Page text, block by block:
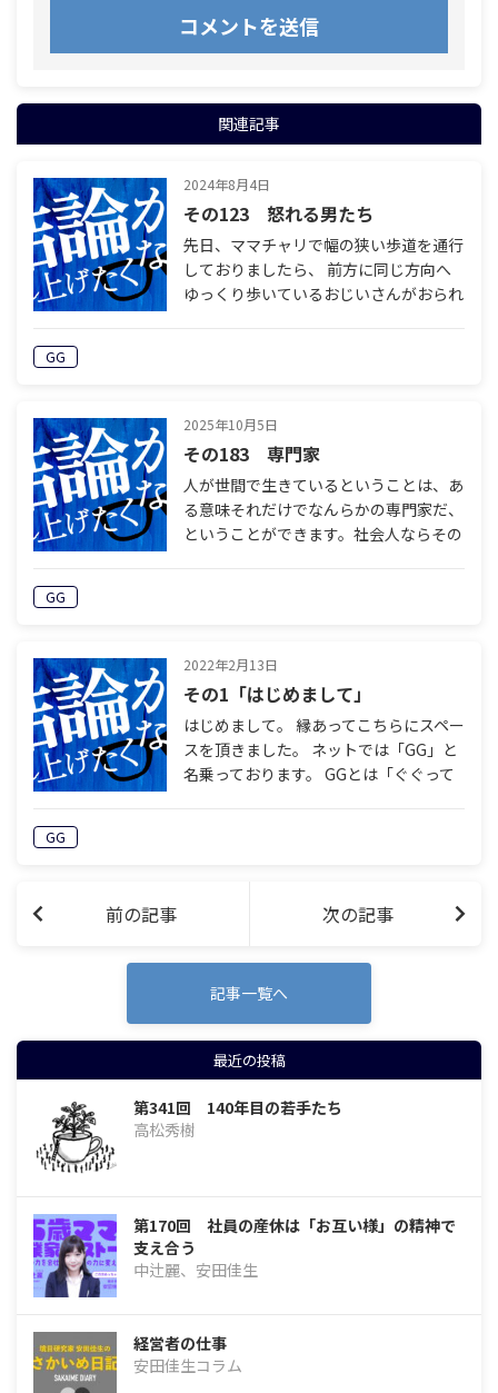
関連記事
2024年8月4日
その123 怒れる男たち
先日、ママチャリで幅の狭い歩道を通行
しておりましたら、 前方に同じ方向へ
ゆっくり歩いているおじいさんがおられ
GG
2025年10月5日
その183 専門家
人が世間で生きているということは、あ
る意味それだけでなんらかの専門家だ、
ということができます。社会人ならその
GG
2022年2月13日
その1「はじめまして」
はじめまして。 縁あってこちらにスペー
スを頂きました。 ネットでは「GG」と
名乗っております。 GGとは「ぐぐって
GG
前の記事 次の記事
記事一覧へ
最近の投稿
第341回 140年目の若手たち
高松秀樹
第170回 社員の産休は「お互い様」の精神で
支え合う
中辻麗、安田佳生
経営者の仕事
安田佳生コラム